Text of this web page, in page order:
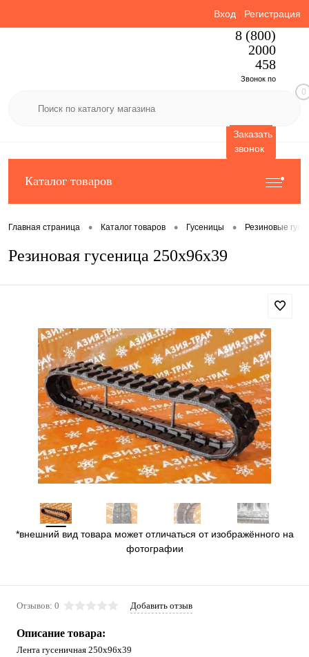
Вход Регистрация
8 (800)
2000
458
Звонок по
Заказать
звонок
0
Каталог товаров
Главная страница • Каталог товаров • Гусеницы • Резиновые
Резиновая гусеница 250x96x39
*внешний вид товара может отличаться от изображённого на
фотографии
Отзывов: 0 Добавить отзыв
Описание товара:
Лента гусеничная 250x96x39